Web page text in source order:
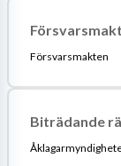
Försvarsmakten
Biträdande